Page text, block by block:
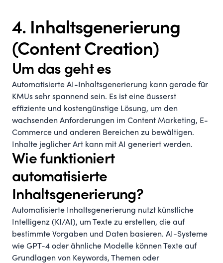
4. Inhaltsgenerierung
(Content Creation)
Um das geht es
Automatisierte AI-Inhaltsgenerierung kann gerade für
KMUs sehr spannend sein. Es ist eine äusserst
effiziente und kostengünstige Lösung, um den
wachsenden Anforderungen im Content Marketing, E-
Commerce und anderen Bereichen zu bewältigen.
Inhalte jeglicher Art kann mit AI generiert werden.
Wie funktioniert
automatisierte
Inhaltsgenerierung?
Automatisierte Inhaltsgenerierung nutzt künstliche
Intelligenz (KI/AI), um Texte zu erstellen, die auf
bestimmte Vorgaben und Daten basieren. AI-Systeme
wie GPT-4 oder ähnliche Modelle können Texte auf
Grundlagen von Keywords, Themen oder